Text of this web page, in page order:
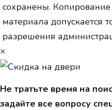
сохранены.
материала допускается
разрешения
×
Не тратьте время на
задайте все вопросу